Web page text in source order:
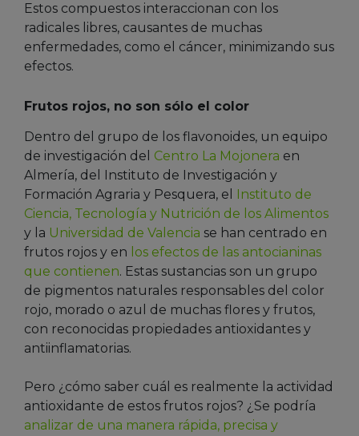
Estos compuestos interaccionan con los
radicales libres, causantes de muchas
enfermedades, como el cáncer, minimizando sus
efectos.
Frutos rojos, no son sólo el color
Dentro del grupo de los flavonoides, un equipo
de investigación del Centro La Mojonera en
Almería, del Instituto de Investigación y
Formación Agraria y Pesquera, el
Instituto de
Ciencia, Tecnología y Nutrición de los Alimentos
y la Universidad de Valencia se han centrado en
frutos rojos y en los efectos de las antocianinas
que contienen. Estas sustancias son un grupo
de pigmentos naturales responsables del color
rojo, morado o azul de muchas flores y frutos,
con reconocidas propiedades antioxidantes y
antiinflamatorias.
Pero ¿cómo saber cuál es realmente la actividad
antioxidante de estos frutos rojos? ¿Se podría
analizar de una manera rápida, precisa y